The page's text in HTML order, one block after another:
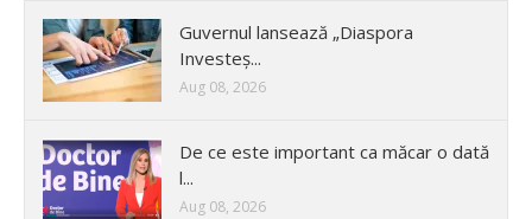
Guvernul lansează „Diaspora
Investeș...
Aug 08, 2026
De ce este important ca măcar o dată
l...
Aug 08, 2026